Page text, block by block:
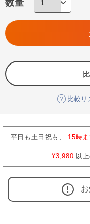
数量
比較リ
平日も土日祝も、 15時
¥3,980 以